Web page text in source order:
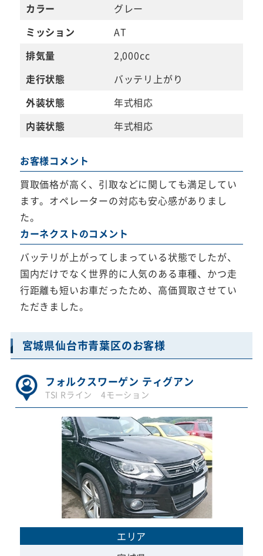
カラー
グレー
ミッション
AT
排気量
2,000cc
走行状態
バッテリ上がり
外装状態
年式相応
内装状態
年式相応
お客様コメント
買取価格が高く、引取などに関しても満足してい
ます。オペレーターの対応も安心感がありまし
た。
カーネクストのコメント
バッテリが上がってしまっている状態でしたが、
国内だけでなく世界的に人気のある車種、かつ走
行距離も短いお車だったため、高価買取させてい
ただきました。
宮城県仙台市青葉区のお客様
フォルクスワーゲン ティグアン
TSI Rライン 4モーション
エリア